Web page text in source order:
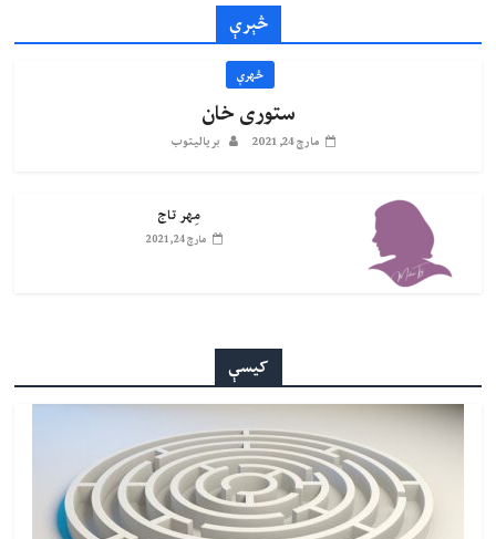
څېرې
څهرې
ستوری خان
مارچ 24, 2021 بریالیتوب
مِهر تاج
مارچ 24, 2021
کیسې